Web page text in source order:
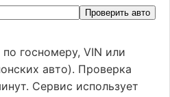
Проверить авто
госномеру, VIN или
авто). Проверка
Сервис использует